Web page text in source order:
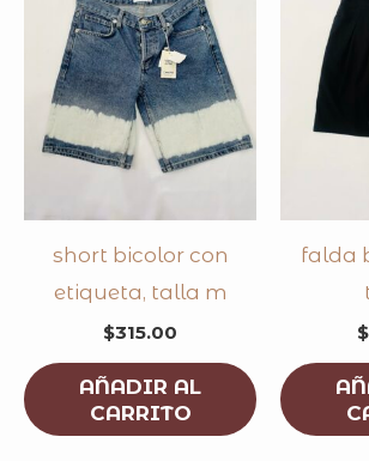
short bicolor con
etiqueta, talla m
$315.00
AÑADIR AL
CARRITO
falda
$